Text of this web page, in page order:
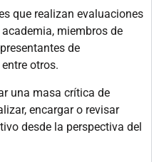
que realizan evaluaciones
miembros de
de
otros.
una masa crítica de
encargar o revisar
desde la perspectiva del